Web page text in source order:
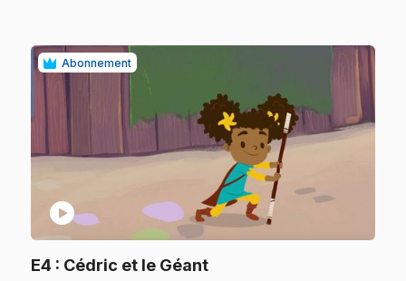
Abonnement
play_circle
E4 : Cédric et le Géant.